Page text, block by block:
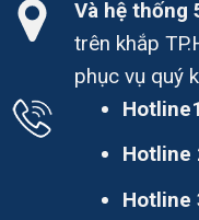
Và hệ thống
trên khắp
phục vụ quý
Hotline
Hotline